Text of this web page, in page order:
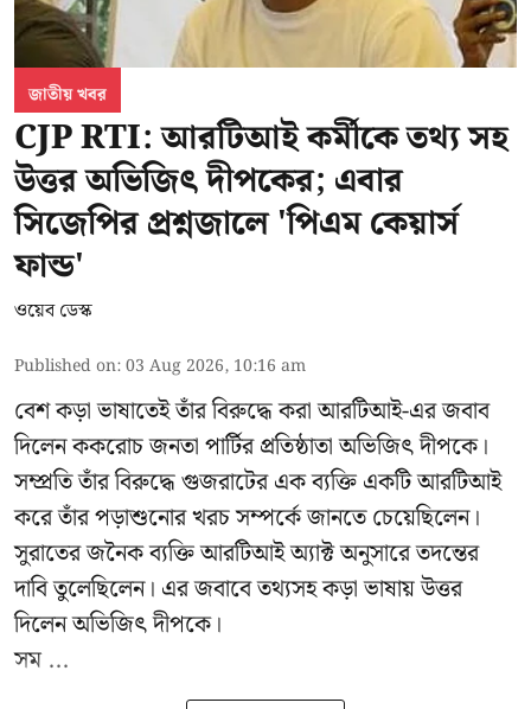
জাতীয় খবর
CJP RTI: আরটিআই কর্মীকে তথ্য সহ
উত্তর অভিজিৎ দীপকের; এবার
সিজেপির প্রশ্নজালে 'পিএম কেয়ার্স
ফান্ড'
ওয়েব ডেস্ক
Published on:03 Aug 2026, 10:16 am
বেশ কড়া ভাষাতেই তাঁর বিরুদ্ধে করা আরটিআই-এর জবাব
দিলেন ককরোচ জনতা পার্টির প্রতিষ্ঠাতাঅভিজিৎ দীপকে।
সম্প্রতি তাঁর বিরুদ্ধে গুজরাটের এক ব্যক্তি একটি আরটিআই
করে তাঁর পড়াশুনোর খরচ সম্পর্কে জানতে চেয়েছিলেন।
সুরাতের জনৈক ব্যক্তি আরটিআই অ্যাক্ট অনুসারে তদন্তের
দাবি তুলেছিলেন। এর জবাবে তথ্যসহ কড়া ভাষায় উত্তর
দিলেন অভিজিৎ দীপকে।
সম ...